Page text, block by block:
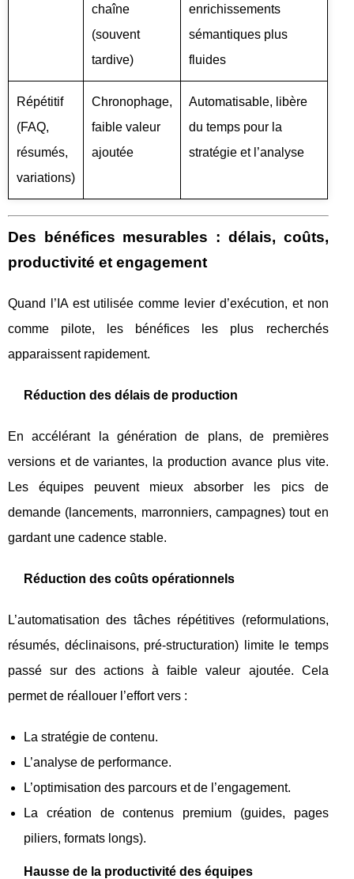
chaîne
(souvent
tardive)
enrichissements
sémantiques plus
fluides
Répétitif
(FAQ,
résumés,
variations)
Chronophage,
faible valeur
ajoutée
Automatisable, libère
du temps pour la
stratégie et l’analyse
Des bénéfices mesurables : délais, coûts,
productivité et engagement
Quand l’IA est utilisée comme levier d’exécution, et non
comme pilote, les bénéfices les plus recherchés
apparaissent rapidement.
Réduction des délais de production
En accélérant la génération de plans, de premières
versions et de variantes, la production avance plus vite.
Les équipes peuvent mieux absorber les pics de
demande (lancements, marronniers, campagnes) tout en
gardant une cadence stable.
Réduction des coûts opérationnels
L’automatisation des tâches répétitives (reformulations,
résumés, déclinaisons, pré-structuration) limite le temps
passé sur des actions à faible valeur ajoutée. Cela
permet de réallouer l’effort vers :
La stratégie de contenu.
L’analyse de performance.
L’optimisation des parcours et de l’engagement.
La création de contenus premium (guides, pages
piliers, formats longs).
Hausse de la productivité des équipes